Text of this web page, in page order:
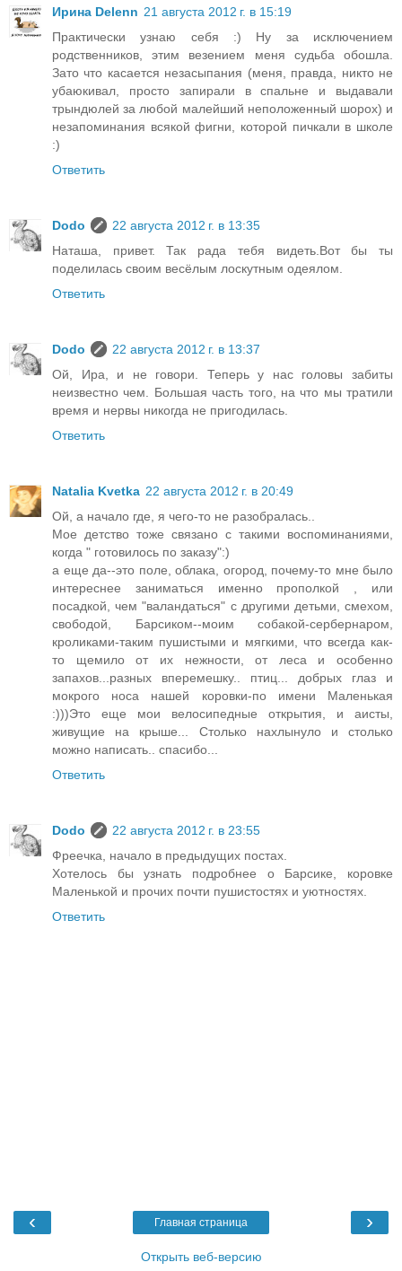
Ирина Delenn 21 августа 2012 г. в 15:19
Практически узнаю себя :) Ну за исключением
родственников, этим везением меня судьба обошла.
Зато что касается незасыпания (меня, правда, никто не
убаюкивал, просто запирали в спальне и выдавали
трындюлей за любой малейший неположенный шорох) и
незапоминания всякой фигни, которой пичкали в школе
:)
Ответить
Dodo
22 августа 2012 г. в 13:35
Наташа, привет. Так рада тебя видеть.Вот бы ты
поделилась своим весёлым лоскутным одеялом.
Ответить
Dodo
22 августа 2012 г. в 13:37
Ой, Ира, и не говори. Теперь у нас головы забиты
неизвестно чем. Большая часть того, на что мы тратили
время и нервы никогда не пригодилась.
Ответить
Natalia Kvetka 22 августа 2012 г. в 20:49
Ой, а начало где, я чего-то не разобралась..
Мое детство тоже связано с такими воспоминаниями,
когда " готовилось по заказу":)
а еще да--это поле, облака, огород, почему-то мне было
интереснее заниматься именно прополкой , или
посадкой, чем "валандаться" с другими детьми, смехом,
свободой, Барсиком--моим собакой-сербернаром,
кроликами-таким пушистыми и мягкими, что всегда как-
то щемило от их нежности, от леса и особенно
запахов...разных вперемешку.. птиц... добрых глаз и
мокрого носа нашей коровки-по имени Маленькая
:)))Это еще мои велосипедные открытия, и аисты,
живущие на крыше... Столько нахлынуло и столько
можно написать.. спасибо...
Ответить
Dodo
22 августа 2012 г. в 23:55
Фреечка, начало в предыдущих постах.
Хотелось бы узнать подробнее о Барсике, коровке
Маленькой и прочих почти пушистостях и уютностях.
Ответить
‹ ›
Главная страница
Открыть веб-версию